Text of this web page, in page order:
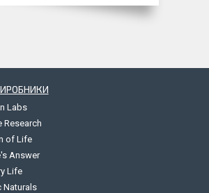
Labs
Research
of Life
Answer
Life
Naturals